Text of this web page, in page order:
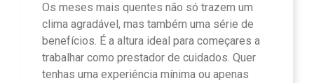
Os meses mais quentes não só trazem um
clima agradável, mas também uma série de
benefícios. É a altura ideal para começares a
trabalhar como prestador de cuidados. Quer
tenhas uma experiência mínima ou apenas